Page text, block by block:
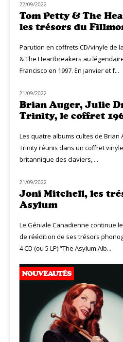
NOUVEAUTÉS
22/09/2022
Tom Petty & The
les trésors du
Parution en coffrets CD/vinyle de
& The Heartbreakers au
Francisco en 1997. En janvier et f...
NOUVEAUTÉS
21/09/2022
Brian Auger, Julie
Trinity, le coffret
Les quatre albums cultes de Brian
Trinity réunis dans un coffret
britannique des claviers, ...
NOUVEAUTÉS
21/09/2022
Joni Mitchell, les
Asylum
Le Géniale Canadienne continue
de réédition de ses trésors
4 CD (ou 5 LP) “The Asylum Alb...
NOUVEAUTÉS